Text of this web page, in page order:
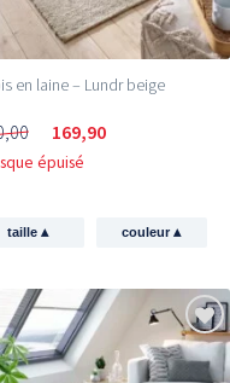
en laine – Lundr beige
169,90
épuisé
taille▴ couleur▴